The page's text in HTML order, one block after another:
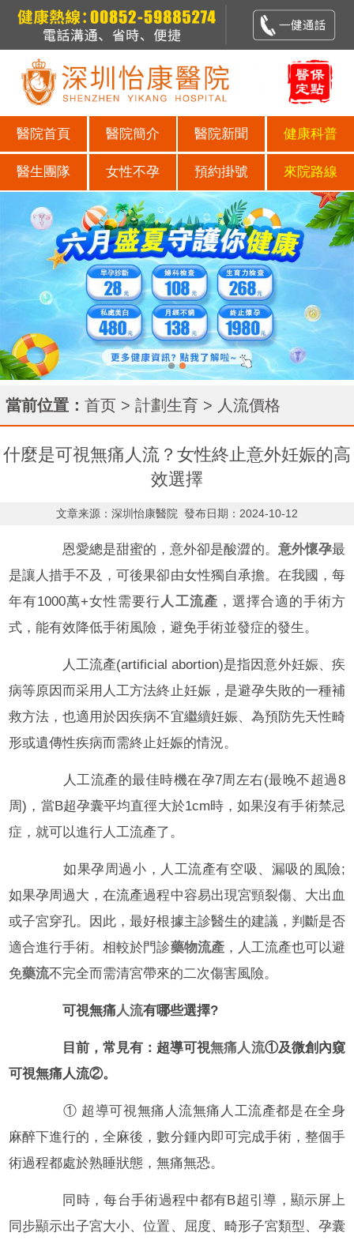
醫院首頁 醫院簡介 醫院新聞 健康科普
醫生團隊 女性不孕 預約掛號 來院路線
當前位置： 首页 > 計劃生育 > 人流價格
什麼是可視無痛人流？女性終止意外妊娠的高
效選擇
文章来源：深圳怡康醫院 發布日期：2024-10-12
恩愛總是甜蜜的，意外卻是酸澀的。 意外懷孕最
是讓人措手不及，可後果卻由女性獨自承擔。在我國，每
年有1000萬+女性需要行人工流產 ，選擇合適的手術方
式，能有效降低手術風險，避免手術並發症的發生。
人工流產(artificial abortion)是指因意外妊娠、疾
病等原因而采用人工方法終止妊娠，是避孕失敗的一種補
救方法，也適用於因疾病不宜繼續妊娠、為預防先天性畸
形或遺傳性疾病而需終止妊娠的情況。
人工流產的最佳時機在孕7周左右(最晚不超過8
周)，當B超孕囊平均直徑大於1cm時，如果沒有手術禁忌
症，就可以進行人工流產了。
如果孕周過小，人工流產有空吸、漏吸的風險;
如果孕周過大，在流產過程中容易出現宮頸裂傷、大出血
或子宮穿孔。因此，最好根據主診醫生的建議，判斷是否
適合進行手術。相較於門診藥物流產，人工流產也可以避
免藥流不完全而需清宮帶來的二次傷害風險。
可視無痛人流有哪些選擇?
目前，常見有：超導可視無痛人流①及微創內窺
可視無痛人流②。
① 超導可視無痛人流無痛人工流產都是在全身
麻醉下進行的，全麻後，數分鍾內即可完成手術，整個手
術過程都處於熟睡狀態，無痛無恐。
同時，每台手術過程中都有B超引導，顯示屏上
同步顯示出子宮大小、位置、屈度、畸形子宮類型、孕囊